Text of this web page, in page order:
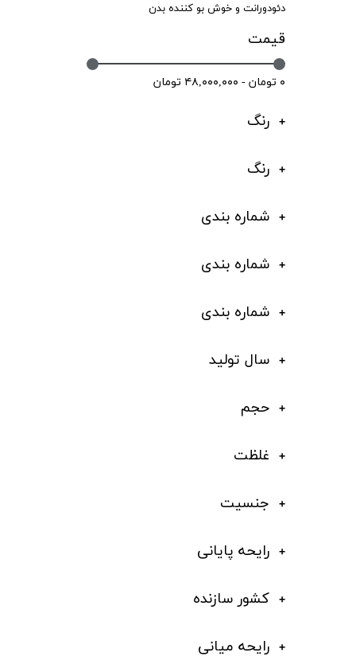
دئودورانت و خوش بو کننده بدن
قیمت
۰ تومان - ۴۸,۰۰۰,۰۰۰ تومان
رنگ
رنگ
شماره بندی
شماره بندی
شماره بندی
سال تولید
حجم
غلظت
جنسیت
رایحه پایانی
کشور سازنده
رایحه میانی